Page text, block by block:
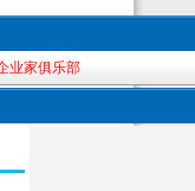
业家俱乐部